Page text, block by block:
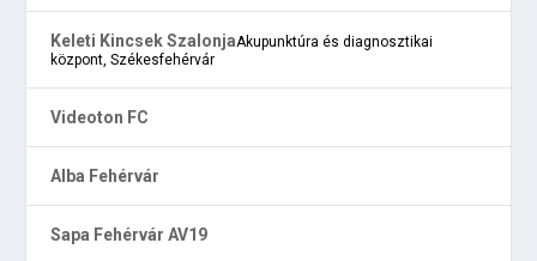
Keleti Kincsek SzalonjaAkupunktúra és diagnosztikai
központ, Székesfehérvár
Videoton FC
Alba Fehérvár
Sapa Fehérvár AV19